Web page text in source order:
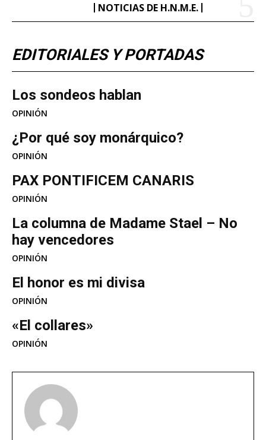
NOTICIAS DE H.N.M.E.
EDITORIALES Y PORTADAS
Los sondeos hablan
OPINIÓN
¿Por qué soy monárquico?
OPINIÓN
PAX PONTIFICEM CANARIS
OPINIÓN
La columna de Madame Stael – No
hay vencedores
OPINIÓN
El honor es mi divisa
OPINIÓN
«El collares»
OPINIÓN